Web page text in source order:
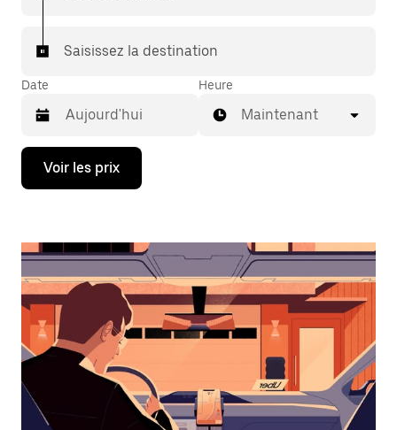
Saisissez la destination
Date
Appuyez
la
bas
ouvrir
le
calendrier
sélectionner
une
date.
Appuyez
sur
Heure
Maintenant
Voir les prix